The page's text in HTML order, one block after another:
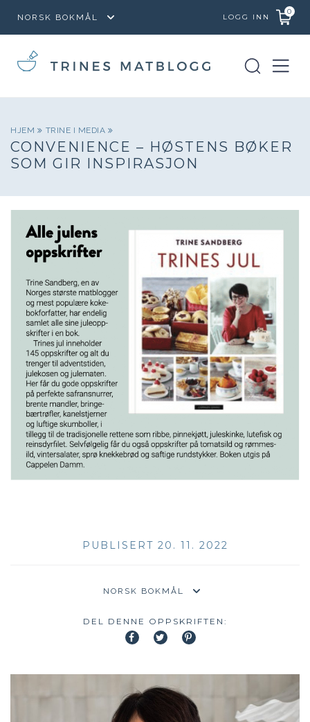
LOGG INN
0
HJEM TRINE I MEDIA
CONVENIENCE – HØSTENS BØKER
SOM GIR INSPIRASJON
PUBLISERT 20. 11. 2022
DEL DENNE OPPSKRIFTEN: